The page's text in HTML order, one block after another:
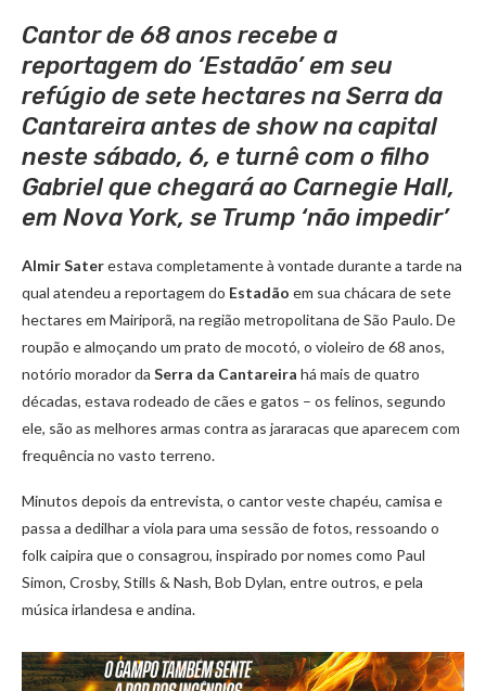
Cantor de 68 anos recebe a
reportagem do ‘Estadão’ em seu
refúgio de sete hectares na Serra da
Cantareira antes de show na capital
neste sábado, 6, e turnê com o filho
Gabriel que chegará ao Carnegie Hall,
em Nova York, se Trump ‘não impedir’
Almir Saterestava completamente à vontade durante a tarde na
qual atendeu a reportagem do Estadão em sua chácara de sete
hectares em Mairiporã, na região metropolitana de São Paulo. De
roupão e almoçando um prato de mocotó, o violeiro de 68 anos,
notório morador da Serra da Cantareira há mais de quatro
décadas, estava rodeado de cães e gatos – os felinos, segundo
ele, são as melhores armas contra as jararacas que aparecem com
frequência no vasto terreno.
Minutos depois da entrevista, o cantor veste chapéu, camisa e
passa a dedilhar a viola para uma sessão de fotos, ressoando o
folk caipira que o consagrou, inspirado por nomes como Paul
Simon, Crosby, Stills & Nash, Bob Dylan, entre outros, e pela
música irlandesa e andina.